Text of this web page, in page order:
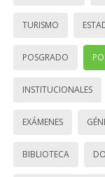
TURISMO
POSGRADO
INSTITUCIONALES
EXÁMENES
BIBLIOTECA